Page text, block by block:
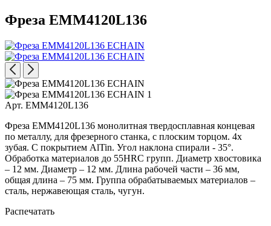
Фреза EMM4120L136
Арт. EMM4120L136
Фреза EMM4120L136 монолитная твердосплавная концевая
по металлу, для фрезерного станка, с плоским торцом. 4х
зубая. С покрытием AlTin. Угол наклона спирали - 35°.
Обработка материалов до 55HRC групп. Диаметр хвостовика
– 12 мм. Диаметр – 12 мм. Длина рабочей части – 36 мм,
общая длина – 75 мм. Группа обрабатываемых материалов –
сталь, нержавеющая сталь, чугун.
Распечатать